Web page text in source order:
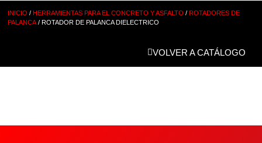
INICIO /HERRAMIENTAS PARA EL CONCRETO Y ASFALTO /ROTADORES DE
PALANCA / ROTADOR DE PALANCA DIELECTRICO
VOLVER A CATÁLOGO